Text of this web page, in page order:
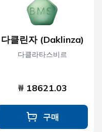
다클린자 (Daklinza)
다클라타스비르
₩ 18621.03
구매